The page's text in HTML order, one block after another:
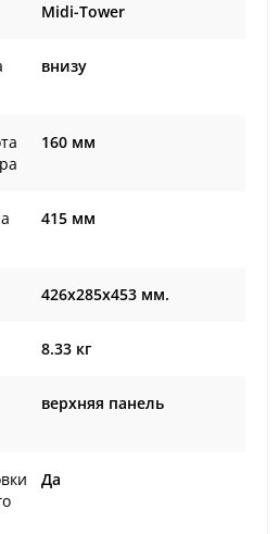
Midi-Tower
внизу
160 мм
415 мм
426x285x453 мм.
8.33 кг
верхняя панель
Да